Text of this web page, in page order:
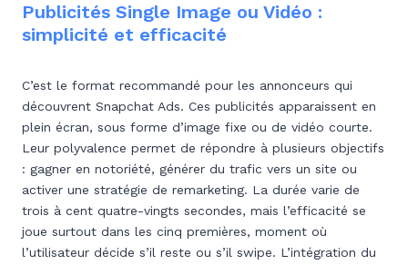
Publicités Single Image ou Vidéo :
simplicité et efficacité
C’est le format recommandé pour les annonceurs qui
découvrent Snapchat Ads. Ces publicités apparaissent en
plein écran, sous forme d’image fixe ou de vidéo courte.
Leur polyvalence permet de répondre à plusieurs objectifs
: gagner en notoriété, générer du trafic vers un site ou
activer une stratégie de remarketing. La durée varie de
trois à cent quatre-vingts secondes, mais l’efficacité se
joue surtout dans les cinq premières, moment où
l’utilisateur décide s’il reste ou s’il swipe. L’intégration du